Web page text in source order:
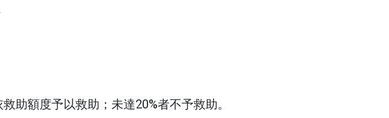
助額度予以救助；未達20%者不予救助。